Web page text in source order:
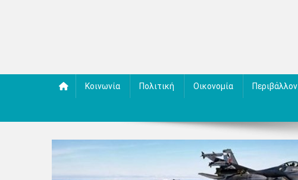
Κοινωνία Πολιτική Οικονομία Περιβάλλον